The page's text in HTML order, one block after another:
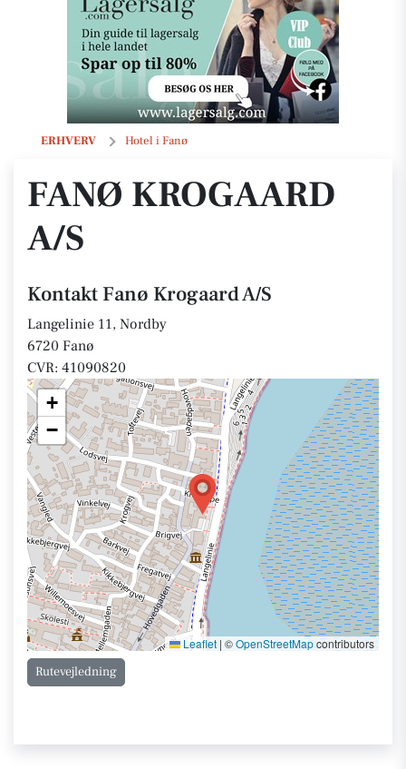
ERHVERV Hotel i Fanø
Fanø Krogaard A/S
FANØ KROGAARD
A/S
Kontakt Fanø Krogaard A/S
Langelinie 11, Nordby
6720 Fanø
CVR: 41090820
+
−
Leaflet | ©OpenStreetMapcontributors
Rutevejledning